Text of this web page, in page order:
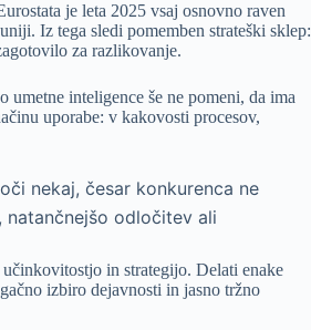
je leta 2025 vsaj osnovno raven
Iz tega sledi pomemben strateški sklep:
za razlikovanje.
inteligence še ne pomeni, da ima
uporabe: v kakovosti procesov,
nekaj, česar konkurenca ne
odločitev ali
in strategijo. Delati enake
izbiro dejavnosti in jasno tržno